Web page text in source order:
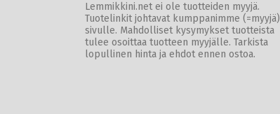
Lemmikkini.net ei ole tuotteiden myyjä.
Tuotelinkit johtavat kumppanimme (=myyjä)
sivulle. Mahdolliset kysymykset tuotteista
tulee osoittaa tuotteen myyjälle. Tarkista
lopullinen hinta ja ehdot ennen ostoa.